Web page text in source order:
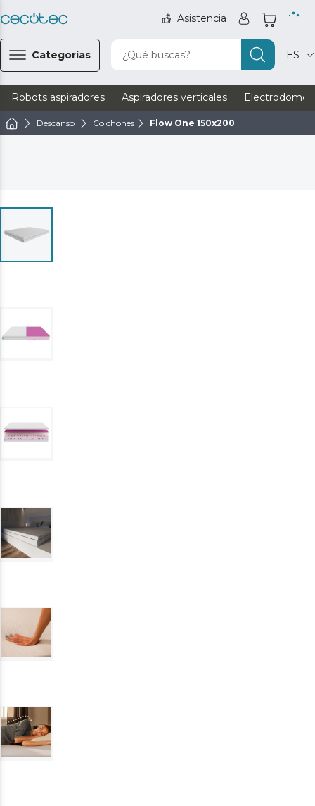
Asistencia
Categorías ¿Qué buscas? ES
Robots aspiradores Aspiradores verticales
Descanso Colchones Flow One 150x200